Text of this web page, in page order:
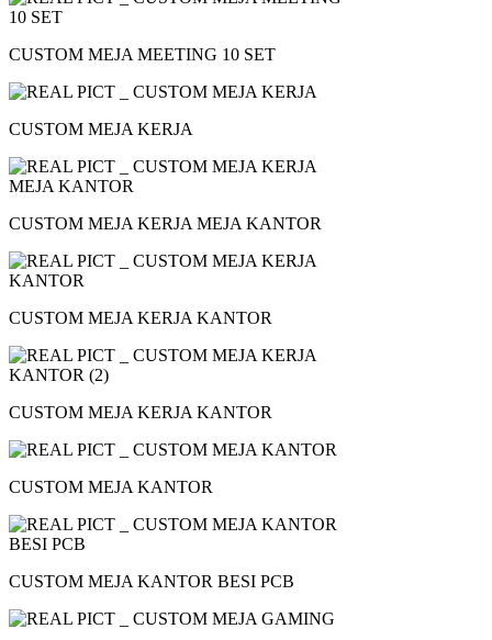
CUSTOM MEJA MEETING 10 SET
CUSTOM MEJA KERJA
CUSTOM MEJA KERJA MEJA KANTOR
CUSTOM MEJA KERJA KANTOR
CUSTOM MEJA KERJA KANTOR
CUSTOM MEJA KANTOR
CUSTOM MEJA KANTOR BESI PCB